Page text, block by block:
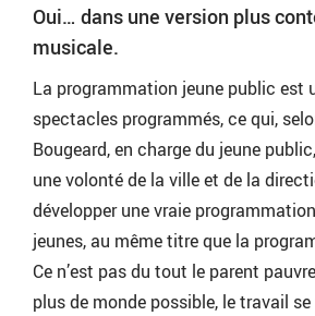
Oui… dans une version plus
musicale.
La programmation jeune public est
spectacles programmés, ce qui,
Bougeard, en charge du jeune
une volonté de la ville et de la
développer une vraie
jeunes, au même titre que la
Ce n’est pas du tout le parent
plus de monde possible, le travail